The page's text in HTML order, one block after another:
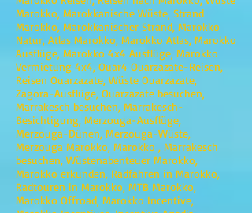
Marokko, Marokkanische Wüste, Strand
Marokko, Marokkanischer Strand, Marokko
Natur, Atlas Marokko, Marokko Atlas, Marokko
Ausflüge, Marokko 4x4 Ausflüge, Marokko
Vermietung 4x4, Ouar4 Ouarzazate-Reisen,
Reisen Ouarzazate, Wüste Ouarzazate,
Zagora-Ausflüge, Ouarzazate besuchen,
Marrakesch besuchen, Marrakesch-
Besichtigung, Merzouga-Ausflüge,
Merzouga-Dünen, Merzouga-Wüste,
Merzouga Marokko, Marokko , Marrakesch
besuchen, Wüstenabenteuer Marokko,
Marokko erkunden, Radfahren in Marokko,
Radtouren in Marokko, MTB Marokko,
Marokko Offroad, Marokko Incentive,